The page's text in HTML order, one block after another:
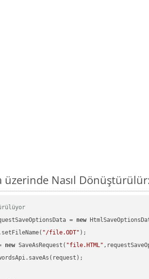
üzerinde Nasıl
= new
"/file.ODT" );
new SaveAsRequest( "file.HTML"